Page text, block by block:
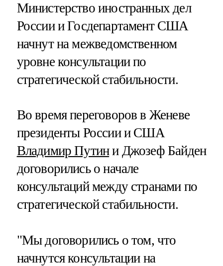
Министерство иностранных дел
России и Госдепартамент США
начнут на межведомственном
уровне консультации по
стратегической стабильности.
Во время переговоров в Женеве
президенты России и США
Владимир Путини Джозеф Байден
договорились о начале
консультаций между странами по
стратегической стабильности.
"Мы договорились о том, что
начнутся консультации на